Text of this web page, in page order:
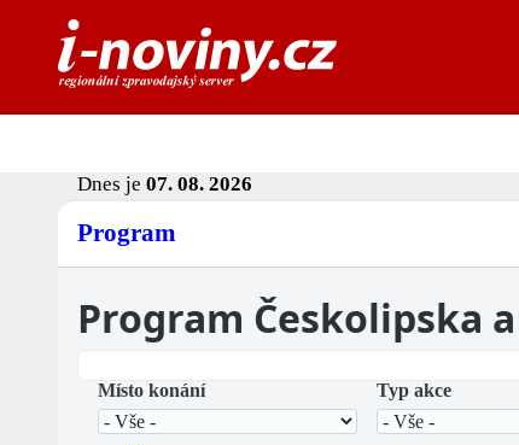
Dnes je 07. 08. 2026
Program
Program Českolipska
Místo konání Typ akce